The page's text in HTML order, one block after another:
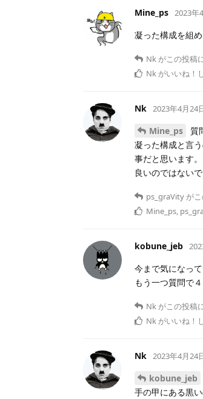
Mine_ps 2023年
凝った構成を組
Nk がこの投稿
Nk がいいね！
Nk 2023年4月24
Mine_ps
質
凝った構成と言
事だと思います
良いのではないで
ps_graVity が
Mine_ps,
kobune_jeb
今まで気になっ
もう一つ質問で
Nk がこの投稿
Nk がいいね！
Nk 2023年4月24
kobune_jeb
手の甲にある黒